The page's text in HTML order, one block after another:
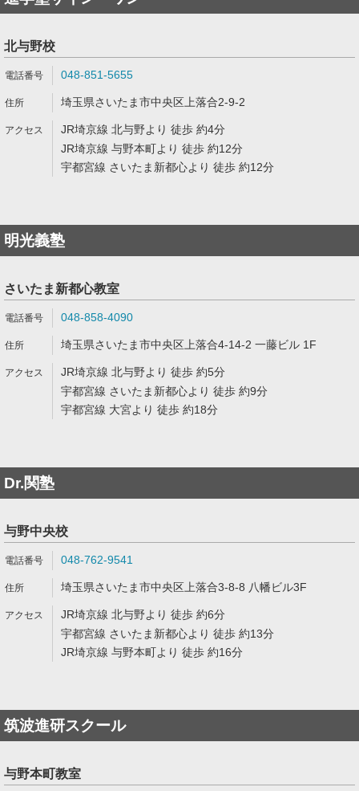
北与野校
048-851-5655
埼玉県さいたま市中央区上落合2-9-2
JR埼京線 北与野より 徒歩 約4分
JR埼京線 与野本町より 徒歩 約12分
宇都宮線 さいたま新都心より 徒歩 約12分
明光義塾
さいたま新都心教室
048-858-4090
埼玉県さいたま市中央区上落合4-14-2 一藤ビル 1F
JR埼京線 北与野より 徒歩 約5分
宇都宮線 さいたま新都心より 徒歩 約9分
宇都宮線 大宮より 徒歩 約18分
Dr.関塾
与野中央校
048-762-9541
埼玉県さいたま市中央区上落合3-8-8 八幡ビル3F
JR埼京線 北与野より 徒歩 約6分
宇都宮線 さいたま新都心より 徒歩 約13分
JR埼京線 与野本町より 徒歩 約16分
筑波進研スクール
与野本町教室